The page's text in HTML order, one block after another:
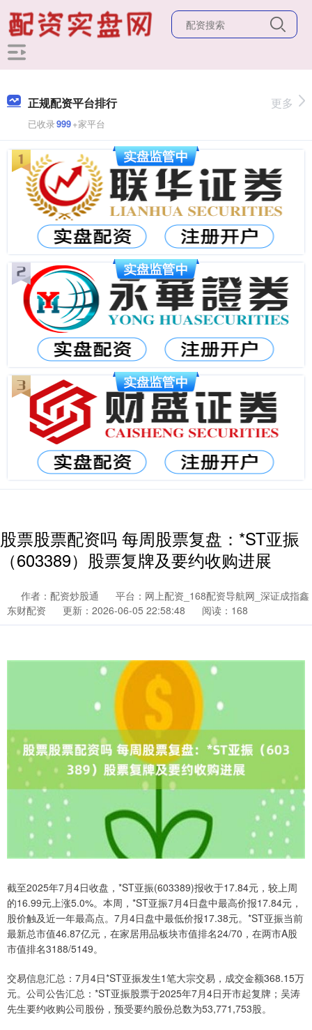
正规配资平台排行
已收录999+家平台
更多
股票股票配资吗 每周股票复盘：*ST亚振
（603389）股票复牌及要约收购进展
作者：配资炒股通
平台：网上配资_168配资导航网_深证成指鑫
东财配资
更新：2026-06-05 22:58:48 阅读：168
截至2025年7月4日收盘，*ST亚振(603389)报收于17.84元，较上周
的16.99元上涨5.0%。本周，*ST亚振7月4日盘中最高价报17.84元，
股价触及近一年最高点。7月4日盘中最低价报17.38元。*ST亚振当前
最新总市值46.87亿元，在家居用品板块市值排名24/70，在两市A股
市值排名3188/5149。
交易信息汇总：7月4日*ST亚振发生1笔大宗交易，成交金额368.15万
元。公司公告汇总：*ST亚振股票于2025年7月4日开市起复牌；吴涛
先生要约收购公司股份，预受要约股份总数为53,771,753股。